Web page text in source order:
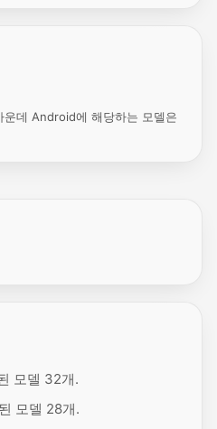
데 Android에 해당하는 모델은
모델 32개.
모델 28개.